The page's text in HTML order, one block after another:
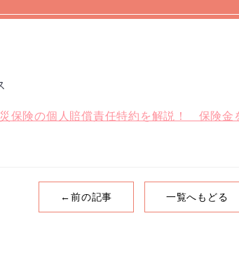
保険の個人賠償責任特約を解説！ 保険金
←前の記事 一覧へもどる